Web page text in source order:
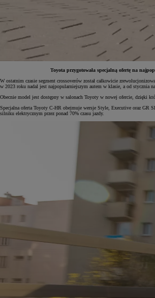
Yaris Cross
HYBRID
Toyota przygotowała specjalną ofertę na
W ostatnim czasie segment crossoverów został całkowicie
w 2023 roku nadal jest najpopularniejszym autem w klasie, a od stycznia
Obecnie model jest dostępny w salonach Toyoty w nowej ofercie, dzięki
Specjalna oferta Toyoty C-HR obejmuje wersje Style, Executive oraz GR
silniku elektrycznym przez ponad 70% czasu jazdy.